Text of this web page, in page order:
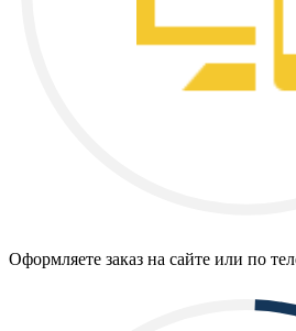
Оформляете заказ на сайте или по